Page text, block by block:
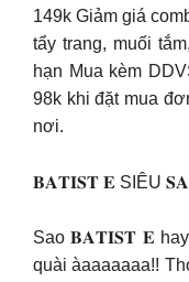
149k Giảm giá
tẩy trang, muối
hạn Mua kèm
98k khi đặt mua
nơi.
𝐁𝐀𝐓𝐈𝐒𝐓 𝐄 SIÊU
Sao 𝐁𝐀𝐓𝐈𝐒𝐓 𝐄 hay
quài àaaaaaaa!!